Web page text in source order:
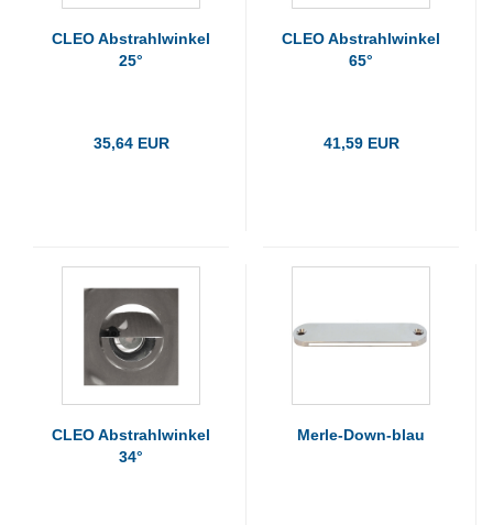
CLEO Abstrahlwinkel
25°
35,64 EUR
CLEO Abstrahlwinkel
65°
41,59 EUR
CLEO Abstrahlwinkel
34°
Merle-Down-blau